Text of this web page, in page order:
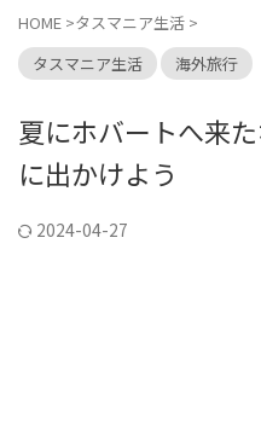
HOME >タスマニア生活 >
タスマニア生活
海外旅行
夏にホバートへ来
に出かけよう
2024-04-27